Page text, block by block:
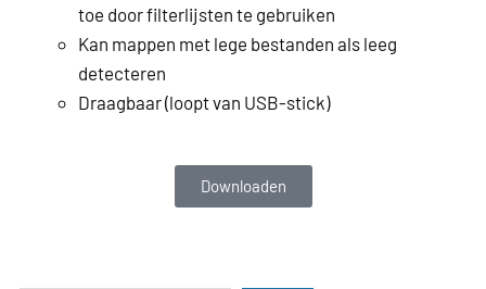
toe door filterlijsten te gebruiken
Kan mappen met lege bestanden als leeg
detecteren
Draagbaar (loopt van USB-stick)
Downloaden